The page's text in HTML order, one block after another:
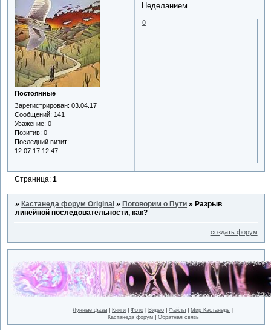
Постоянные
Зарегистрирован: 03.04.17
Сообщений: 141
Уважение: 0
Позитив: 0
Последний визит:
12.07.17 12:47
Неделанием.
0
Страница:1
» Кастанеда форум Original » Поговорим о Пути » Разрыв
линейной последовательности, как?
создать форум
Лунные фазы Книги Фото Видео Файлы Мир Кастанеды
Кастанеда форум| Обратная связь